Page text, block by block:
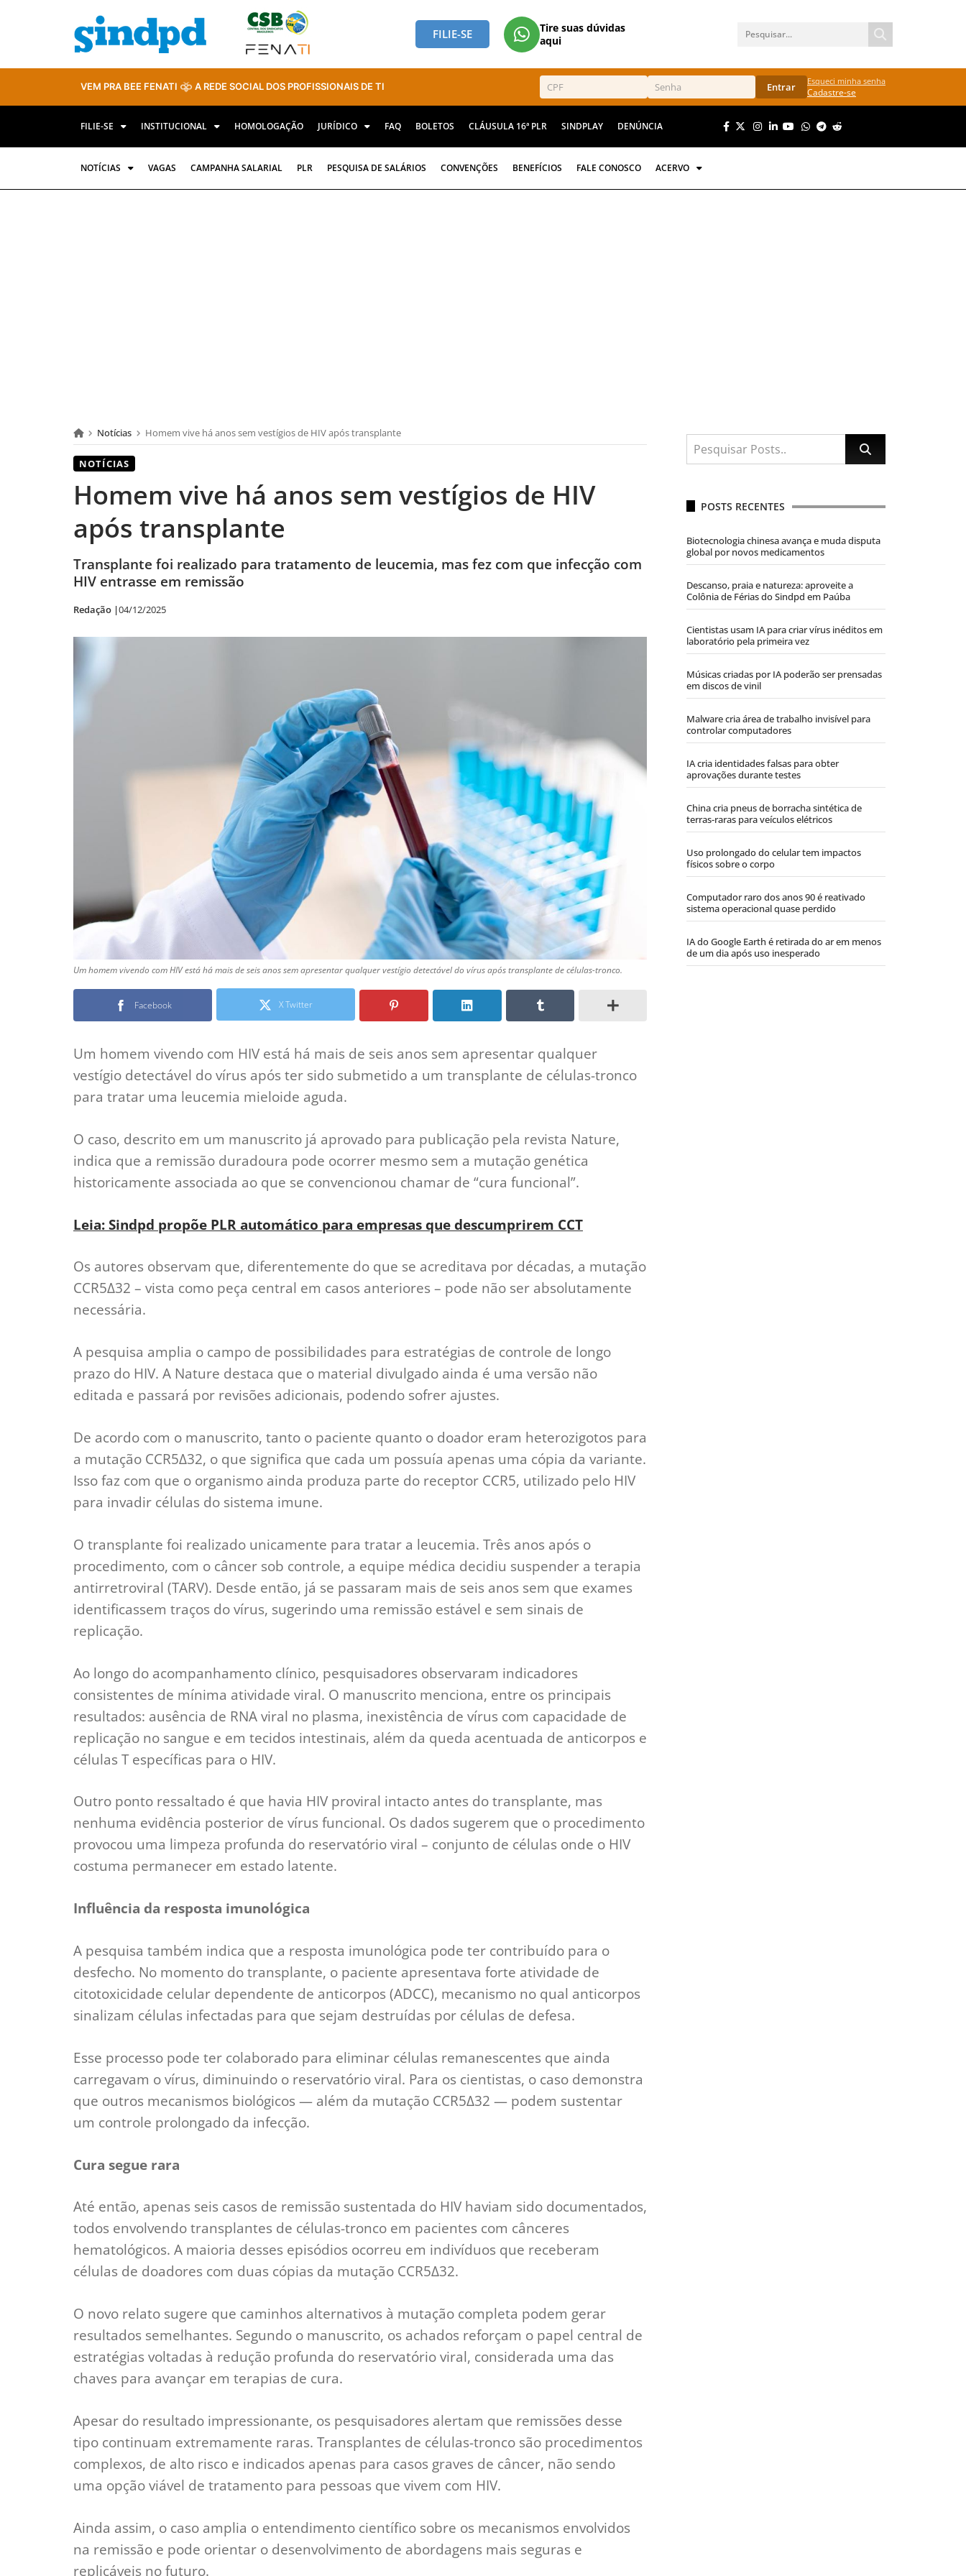
FILIE-SE
Tire suas dúvidas
aqui
VEM PRA BEE FENATI A REDE SOCIAL DOS PROFISSIONAIS DE TI Entrar Esqueci minha senha
Cadastre-se
FILIE-SE INSTITUCIONAL HOMOLOGAÇÃO JURÍDICO FAQ BOLETOS CLÁUSULA 16ª PLR SINDPLAY DENÚNCIA
NOTÍCIAS VAGAS CAMPANHA SALARIAL PLR PESQUISA DE SALÁRIOS CONVENÇÕES BENEFÍCIOS FALE CONOSCO ACERVO
Notícias Homem vive há anos sem vestígios de HIV após transplante
NOTÍCIAS
Homem vive há anos sem vestígios de HIV
após transplante
Transplante foi realizado para tratamento de leucemia, mas fez com que infecção com
HIV entrasse em remissão
Redação |04/12/2025
Um homem vivendo com HIV está há mais de seis anos sem apresentar qualquer vestígio detectável do vírus após transplante de células-tronco.
Facebook X Twitter
Um homem vivendo com HIV está há mais de seis anos sem apresentar qualquer
vestígio detectável do vírus após ter sido submetido a um transplante de células-tronco
para tratar uma leucemia mieloide aguda.
O caso, descrito em um manuscrito já aprovado para publicação pela revista Nature,
indica que a remissão duradoura pode ocorrer mesmo sem a mutação genética
historicamente associada ao que se convencionou chamar de “cura funcional”.
Leia: Sindpd propõe PLR automático para empresas que descumprirem CCT
Os autores observam que, diferentemente do que se acreditava por décadas, a mutação
CCR5Δ32 – vista como peça central em casos anteriores – pode não ser absolutamente
necessária.
A pesquisa amplia o campo de possibilidades para estratégias de controle de longo
prazo do HIV. A Nature destaca que o material divulgado ainda é uma versão não
editada e passará por revisões adicionais, podendo sofrer ajustes.
De acordo com o manuscrito, tanto o paciente quanto o doador eram heterozigotos para
a mutação CCR5Δ32, o que significa que cada um possuía apenas uma cópia da variante.
Isso faz com que o organismo ainda produza parte do receptor CCR5, utilizado pelo HIV
para invadir células do sistema imune.
O transplante foi realizado unicamente para tratar a leucemia. Três anos após o
procedimento, com o câncer sob controle, a equipe médica decidiu suspender a terapia
antirretroviral (TARV). Desde então, já se passaram mais de seis anos sem que exames
identificassem traços do vírus, sugerindo uma remissão estável e sem sinais de
replicação.
Ao longo do acompanhamento clínico, pesquisadores observaram indicadores
consistentes de mínima atividade viral. O manuscrito menciona, entre os principais
resultados: ausência de RNA viral no plasma, inexistência de vírus com capacidade de
replicação no sangue e em tecidos intestinais, além da queda acentuada de anticorpos e
células T específicas para o HIV.
Outro ponto ressaltado é que havia HIV proviral intacto antes do transplante, mas
nenhuma evidência posterior de vírus funcional. Os dados sugerem que o procedimento
provocou uma limpeza profunda do reservatório viral – conjunto de células onde o HIV
costuma permanecer em estado latente.
Influência da resposta imunológica
A pesquisa também indica que a resposta imunológica pode ter contribuído para o
desfecho. No momento do transplante, o paciente apresentava forte atividade de
citotoxicidade celular dependente de anticorpos (ADCC), mecanismo no qual anticorpos
sinalizam células infectadas para que sejam destruídas por células de defesa.
Esse processo pode ter colaborado para eliminar células remanescentes que ainda
carregavam o vírus, diminuindo o reservatório viral. Para os cientistas, o caso demonstra
que outros mecanismos biológicos — além da mutação CCR5Δ32 — podem sustentar
um controle prolongado da infecção.
Cura segue rara
Até então, apenas seis casos de remissão sustentada do HIV haviam sido documentados,
todos envolvendo transplantes de células-tronco em pacientes com cânceres
hematológicos. A maioria desses episódios ocorreu em indivíduos que receberam
células de doadores com duas cópias da mutação CCR5Δ32.
O novo relato sugere que caminhos alternativos à mutação completa podem gerar
resultados semelhantes. Segundo o manuscrito, os achados reforçam o papel central de
estratégias voltadas à redução profunda do reservatório viral, considerada uma das
chaves para avançar em terapias de cura.
Apesar do resultado impressionante, os pesquisadores alertam que remissões desse
tipo continuam extremamente raras. Transplantes de células-tronco são procedimentos
complexos, de alto risco e indicados apenas para casos graves de câncer, não sendo
uma opção viável de tratamento para pessoas que vivem com HIV.
Ainda assim, o caso amplia o entendimento científico sobre os mecanismos envolvidos
na remissão e pode orientar o desenvolvimento de abordagens mais seguras e
replicáveis no futuro.
POSTS RECENTES
Biotecnologia chinesa avança e muda disputa
global por novos medicamentos
Descanso, praia e natureza: aproveite a
Colônia de Férias do Sindpd em Paúba
Cientistas usam IA para criar vírus inéditos em
laboratório pela primeira vez
Músicas criadas por IA poderão ser prensadas
em discos de vinil
Malware cria área de trabalho invisível para
controlar computadores
IA cria identidades falsas para obter
aprovações durante testes
China cria pneus de borracha sintética de
terras-raras para veículos elétricos
Uso prolongado do celular tem impactos
físicos sobre o corpo
Computador raro dos anos 90 é reativado
sistema operacional quase perdido
IA do Google Earth é retirada do ar em menos
de um dia após uso inesperado